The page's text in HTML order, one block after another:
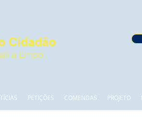
Cidadão
a Limpo".
PETIÇÕES COMENDAS PROJETO